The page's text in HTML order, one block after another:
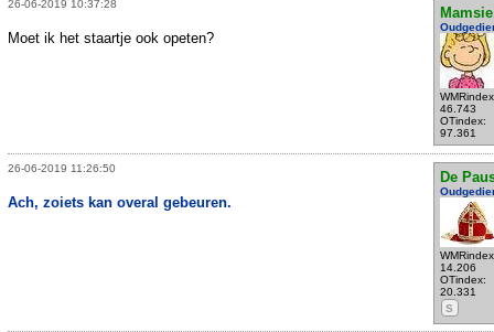
26-06-2019 10:37:28
Mamsie
46.743
OTindex:
97.361
Moet ik het staartje ook opeten?
26-06-2019 11:26:50
De
14.206
OTindex:
20.331
S
Ach, zoiets kan overal gebeuren.